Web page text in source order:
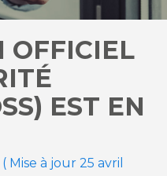
OFFICIEL
EST EN
( Mise à jour 25 avril